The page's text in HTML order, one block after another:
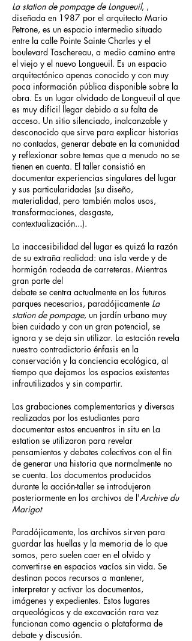
La station de pompage de Longueuil, ,
diseñada en 1987 por el arquitecto Mario
Petrone, es un espacio intermedio situado
entre la calle Pointe Sainte Charles y el
boulevard Taschereau, a medio camino entre
el viejo y el nuevo Longueuil. Es un espacio
arquitectónico apenas conocido y con muy
poca información pública disponible sobre la
obra. Es un lugar olvidado de Longueuil al que
es muy difícil llegar debido a su falta de
acceso. Un sitio silenciado, inalcanzable y
desconocido que sirve para explicar historias
no contadas, generar debate en la comunidad
y reflexionar sobre temas que a menudo no se
tienen en cuenta. El taller consistió en
documentar experiencias singulares del lugar
y sus particularidades (su diseño,
materialidad, pero también malos usos,
transformaciones, desgaste,
contextualización...).
La inaccesibilidad del lugar es quizá la razón
de su extraña realidad: una isla verde y de
hormigón rodeada de carreteras. Mientras
gran parte del
debate se centra actualmente en los futuros
parques necesarios, paradójicamente La
station de pompage, un jardín urbano muy
bien cuidado y con un gran potencial, se
ignora y se deja sin utilizar. La estación revela
nuestro contradictorio énfasis en la
conservación y la conciencia ecológica, al
tiempo que dejamos los espacios existentes
infrautilizados y sin compartir.
Las grabaciones complementarias y diversas
realizadas por los estudiantes para
documentar estos encuentros in situ en La
estation se utilizaron para revelar
pensamientos y debates colectivos con el fin
de generar una historia que normalmente no
se cuenta. Los documentos producidos
durante la acción-taller se introdujeron
posteriormente en los archivos de l'Archive du
Marigot
Paradójicamente, los archivos sirven para
guardar las huellas y la memoria de lo que
somos, pero suelen caer en el olvido y
convertirse en espacios vacíos sin vida. Se
destinan pocos recursos a mantener,
interpretar y activar los documentos,
imágenes y expedientes. Estos lugares
arqueológicos y de excavación rara vez
funcionan como agencia o plataforma de
debate y discusión.